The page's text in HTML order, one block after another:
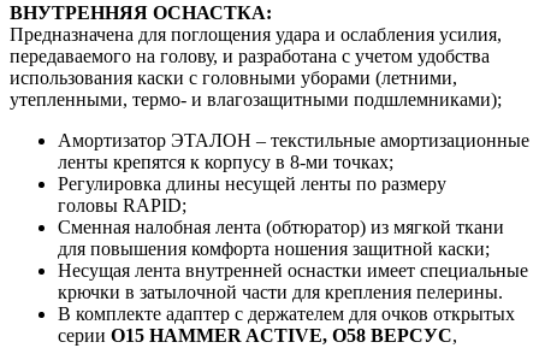
ВНУТРЕННЯЯ ОСНАСТКА:
Предназначена для поглощения удара и ослабления усилия,
передаваемого на голову, и разработана с учетом удобства
использования каски с головными уборами (летними,
утепленными, термо- и влагозащитными подшлемниками);
Амортизатор ЭТАЛОН – текстильные амортизационные
ленты крепятся к корпусу в 8-ми точках;
Регулировка длины несущей ленты по размеру
головы RAPID;
Сменная налобная лента (обтюратор) из мягкой ткани
для повышения комфорта ношения защитной каски;
Несущая лента внутренней оснастки имеет специальные
крючки в затылочной части для крепления пелерины.
В комплекте адаптер с держателем для очков открытых
серии О15 HAMMER ACTIVE, О58 ВЕРСУС,